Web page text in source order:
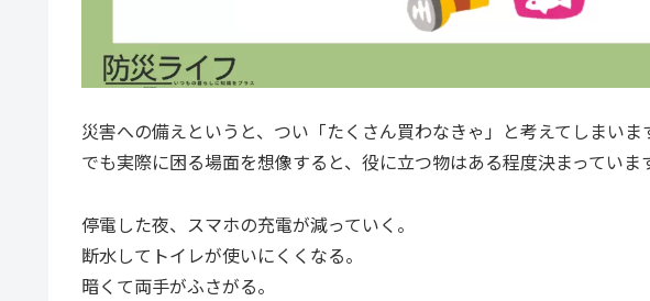
災害への備えというと、つい「たくさん買わなきゃ」と考えてしまいま
でも実際に困る場面を想像すると、役に立つ物はある程度決まっていま
停電した夜、スマホの充電が減っていく。
断水してトイレが使いにくくなる。
暗くて両手がふさがる。